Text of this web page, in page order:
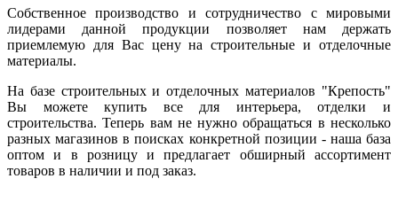
Собственное производство и сотрудничество с мировыми
лидерами данной продукции позволяет нам держать
приемлемую для Вас цену на строительные и отделочные
материалы.
На базе строительных и отделочных материалов "Крепость"
Вы можете купить все для интерьера, отделки и
строительства. Теперь вам не нужно обращаться в несколько
разных магазинов в поисках конкретной позиции - наша база
оптом и в розницу и предлагает обширный ассортимент
товаров в наличии и под заказ.